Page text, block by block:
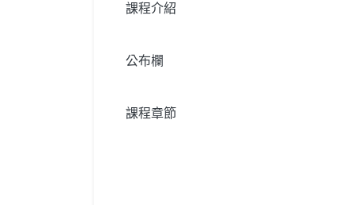
課程介紹
公布欄
課程章節